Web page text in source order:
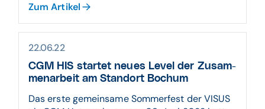
Zum Artikel
22.06.22
CGM HIS startet neues Level der Zusam­
men­arbeit am Standort Bochum
Das erste gemeinsame Sommerfest der VISUS